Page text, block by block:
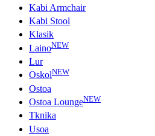
Kabi Armchair
Kabi Stool
Klasik
LainoNEW
Lur
OskolNEW
Ostoa
Ostoa LoungeNEW
Tknika
Usoa